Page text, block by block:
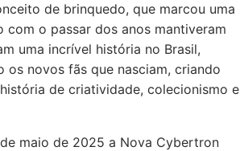
de brinquedo, que marcou uma
com o passar dos anos mantiveram
uma incrível história no Brasil,
os novos fãs que nasciam, criando
de criatividade, colecionismo e
maio de 2025 a Nova Cybertron